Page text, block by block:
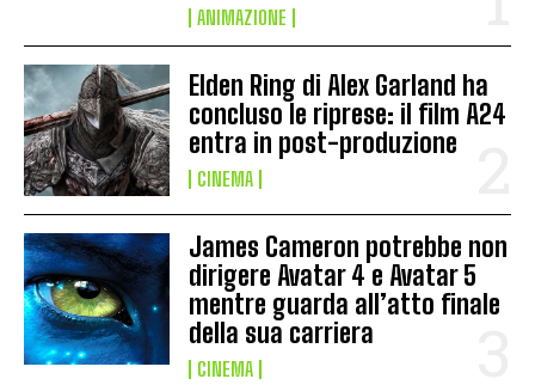
ANIMAZIONE
Elden Ring di Alex Garland ha
concluso le riprese: il film A24
entra in post-produzione
CINEMA
James Cameron potrebbe non
dirigere Avatar 4 e Avatar 5
mentre guarda all’atto finale
della sua carriera
CINEMA